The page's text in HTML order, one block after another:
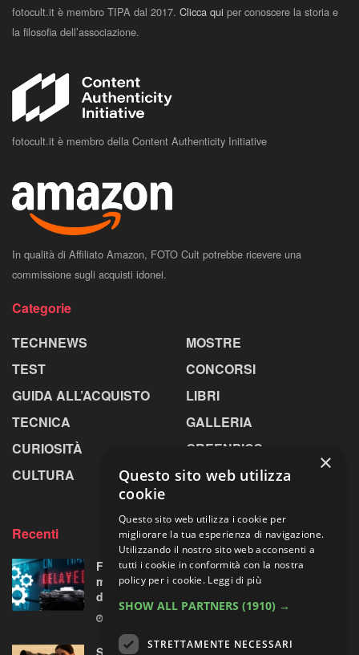
fotocult.it è membro TIPA dal 2017. Clicca qui per conoscere la storia e
la filosofia dell’associazione.
fotocult.it è membro della Content Authenticity Initiative
In qualità di Affiliato Amazon, FOTO Cult potrebbe ricevere una
commissione sugli acquisti idonei.
Categorie
TECHNEWS
TEST
GUIDA ALL’ACQUISTO
TECNICA
CURIOSITÀ
CULTURA
MOSTRE
CONCORSI
LIBRI
GALLERIA
GREENPICS
LA RIVISTA
Recenti
Fujifilm X-T6: cambio di programma a Parigi,
ma all’orizzonte si intravede una “doppietta”
di ottiche XF
×
Questo sito web utilizza
cookie
Questo sito web utilizza i cookie per
migliorare la tua esperienza di navigazione.
Utilizzando il nostro sito web acconsenti a
tutti i cookie in conformità con la nostra
policy per i cookie. Leggi di più
SHOW ALL PARTNERS (1910) →
STRETTAMENTE NECESSARI